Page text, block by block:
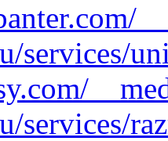
services/
services/